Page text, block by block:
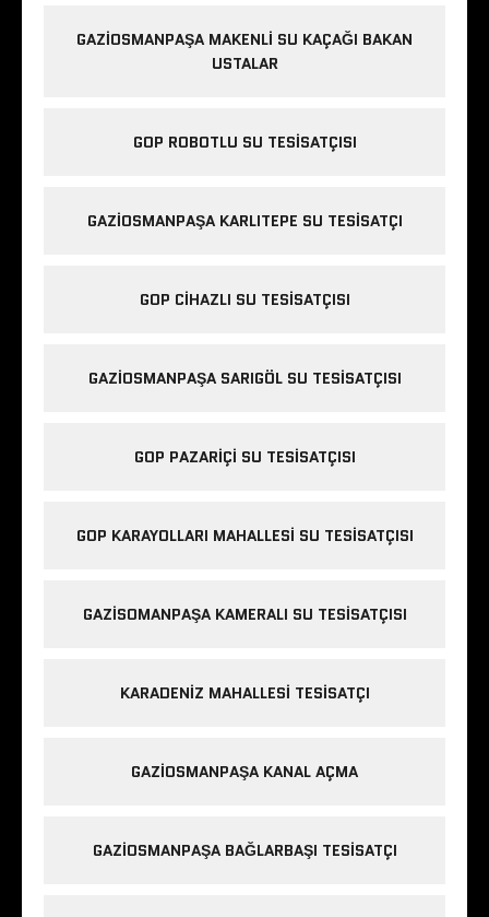
GAZIOSMANPAŞA MAKENLI SU KAÇAĞI BAKAN
USTALAR
GOP ROBOTLU SU TESISATÇISI
GAZIOSMANPAŞA KARLITEPE SU TESISATÇI
GOP CIHAZLI SU TESISATÇISI
GAZIOSMANPAŞA SARIGÖL SU TESISATÇISI
GOP PAZARIÇI SU TESISATÇISI
GOP KARAYOLLARI MAHALLESI SU TESISATÇISI
GAZISOMANPAŞA KAMERALI SU TESISATÇISI
KARADENIZ MAHALLESI TESISATÇI
GAZIOSMANPAŞA KANAL AÇMA
GAZIOSMANPAŞA BAĞLARBAŞI TESISATÇI